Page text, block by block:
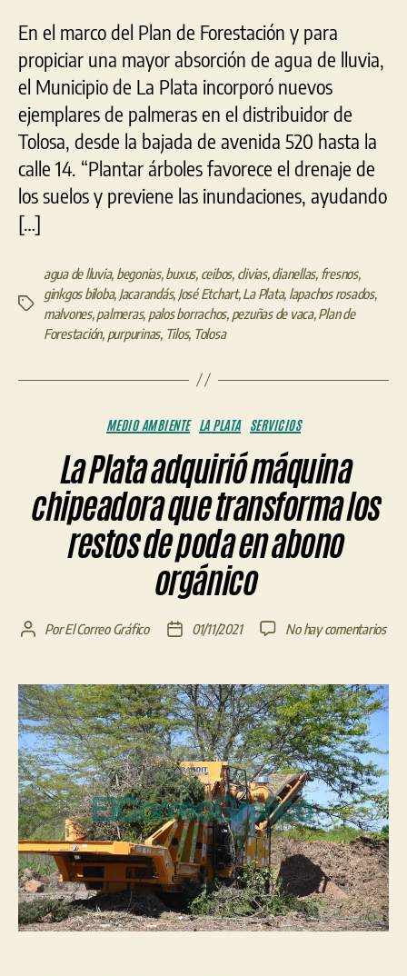
En el marco del Plan de Forestación y para
propiciar una mayor absorción de agua de lluvia,
el Municipio de La Plata incorporó nuevos
ejemplares de palmeras en el distribuidor de
Tolosa, desde la bajada de avenida 520 hasta la
calle 14. “Plantar árboles favorece el drenaje de
los suelos y previene las inundaciones, ayudando
[…]
Etiquetas
agua de lluvia, begonias, buxus, ceibos, clivias, dianellas, fresnos,
ginkgos biloba, Jacarandás, José Etchart, La Plata, lapachos rosados,
malvones, palmeras, palos borrachos, pezuñas de vaca, Plan de
Forestación, purpurinas, Tilos, Tolosa
Categorías
MEDIO AMBIENTE LA PLATA SERVICIOS
La Plata adquirió máquina
chipeadora que transforma los
restos de poda en abono
orgánico
Autor
entrada
PorEl Correo Gráfico
Fecha
entrada
01/11/2021 No hay comentariosen
que
los
de
en